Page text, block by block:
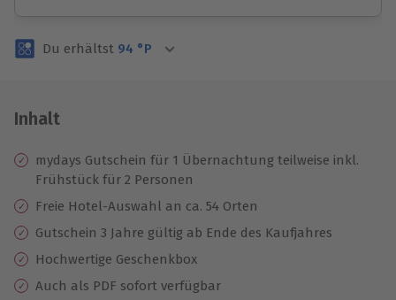
Volle Flexibilität
3 Jahre gültig & verlängerbar.
Du erhältst 94 °P
Inhalt
mydays Gutschein für 1 Übernachtung teilweise inkl.
Frühstück für 2 Personen
Freie Hotel-Auswahl an ca. 54 Orten
Gutschein 3 Jahre gültig ab Ende des Kaufjahres
Hochwertige Geschenkbox
Auch als PDF sofort verfügbar